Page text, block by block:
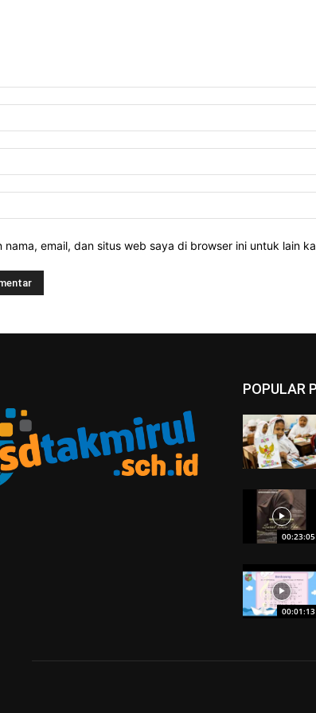
nama, email, dan situs web saya di browser ini untuk lain
POPULAR
00:23:05
00:01:13